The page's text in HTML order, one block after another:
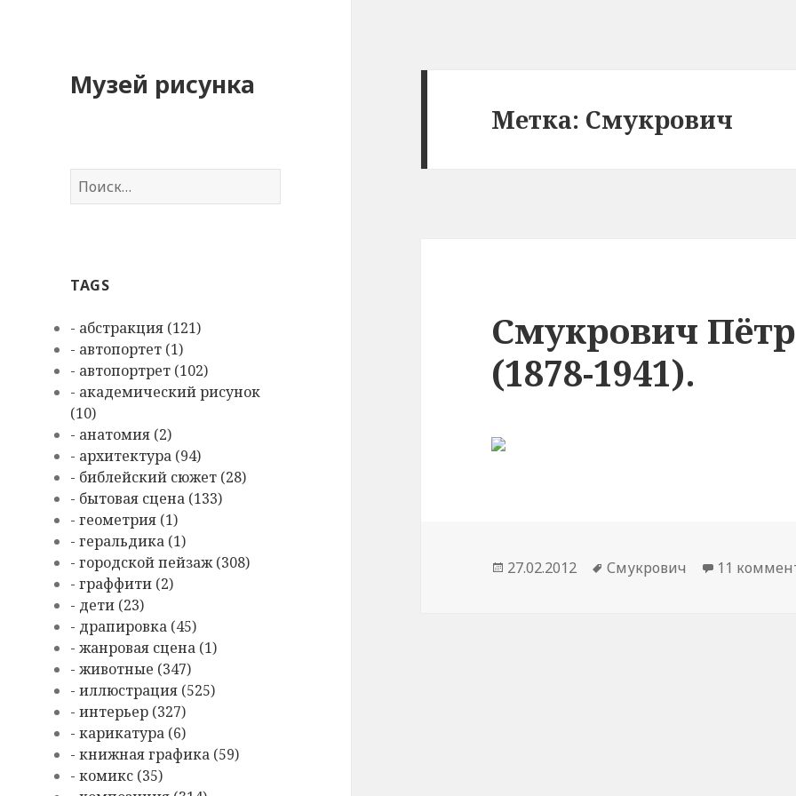
Музей рисунка
Н
а
:TAGS
- абстракция (121)
- автопортет (1)
- автопортрет (102)
- академический рисунок
(10)
- анатомия (2)
- архитектура (94)
- библейский сюжет (28)
- бытовая сцена (133)
- геометрия (1)
- геральдика (1)
- городской пейзаж (308)
- граффити (2)
- дети (23)
- драпировка (45)
- жанровая сцена (1)
- животные (347)
- иллюстрация (525)
- интерьер (327)
- карикатура (6)
- книжная графика (59)
- комикс (35)
Метка: Смукрович
Смукрович
(1878-1941).
Опубликовано
27.02.2012 Метки
Смукрович 11